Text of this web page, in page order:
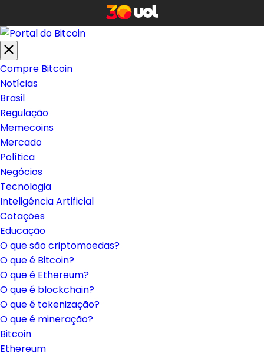
Compre Bitcoin
Notícias
Brasil
Regulação
Memecoins
Mercado
Política
Negócios
Tecnologia
Inteligência Artificial
Cotações
Educação
O que são criptomoedas?
O que é Bitcoin?
O que é Ethereum?
O que é blockchain?
O que é tokenização?
O que é mineração?
Bitcoin
Ethereum